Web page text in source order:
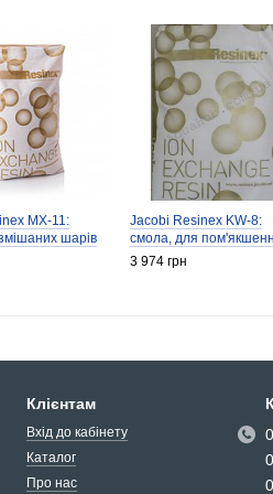
MX-11:
шарів
Jacobi Resinex KW-8:
смола, для
3 974 грн
Клієнтам
Вхід до кабінету
Каталог
Про нас